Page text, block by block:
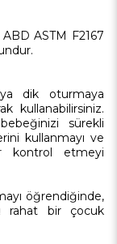
ASTM F2167
dik oturmaya
kullanabilirsiniz.
sürekli
kullanmayı ve
kontrol etmeyi
öğrendiğinde,
rahat bir çocuk